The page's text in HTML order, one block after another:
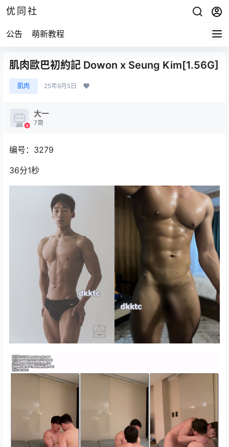
优同社
公告 萌新教程
肌肉歐巴初約記 Dowon x Seung Kim[1.56G]
肌肉 25年9月5日
大一
7哥
编号：3279
36分1秒